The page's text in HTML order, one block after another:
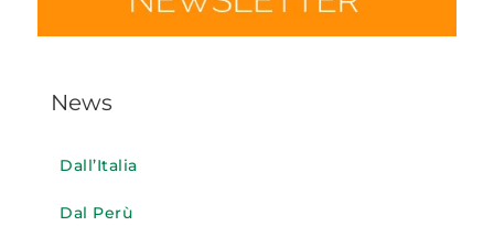
News
Dall’Italia
Dal Perù